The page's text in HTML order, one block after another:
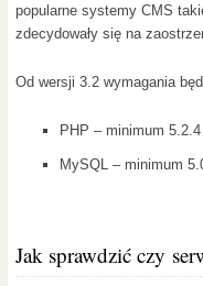
popularne systemy CMS
zdecydowały się na
Od wersji 3.2 wymagania
PHP – minimum 5.2.4
MySQL – minimum
Jak sprawdzić czy